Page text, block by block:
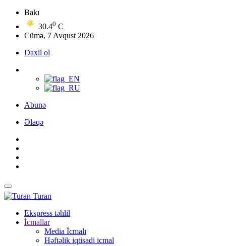
Bakı
30.40 C
Cümə, 7 Avqust 2026
Daxil ol
Abunə
Əlaqə
Turan
Ekspress təhlil
İcmallar
Media İcmalı
Həftəlik iqtisadi icmal